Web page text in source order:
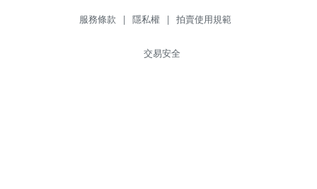
服務條款 | 隱私權 | 拍賣使用規範
交易安全